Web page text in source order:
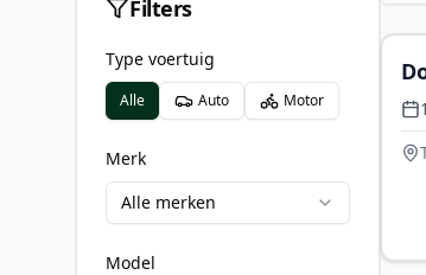
Filters
Type voertuig
Alle Auto Motor
Merk
Alle merken
Model